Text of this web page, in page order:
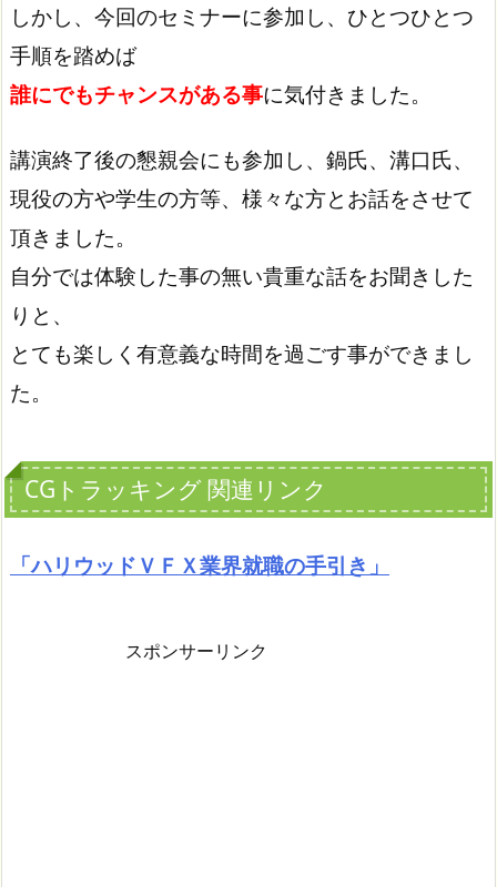
しかし、今回のセミナーに参加し、ひとつひとつ
手順を踏めば
誰にでもチャンスがある事に気付きました。
講演終了後の懇親会にも参加し、鍋氏、溝口氏、
現役の方や学生の方等、様々な方とお話をさせて
頂きました。
自分では体験した事の無い貴重な話をお聞きした
りと、
とても楽しく有意義な時間を過ごす事ができまし
た。
CGトラッキング 関連リンク
「ハリウッドＶＦＸ業界就職の手引き」
スポンサーリンク